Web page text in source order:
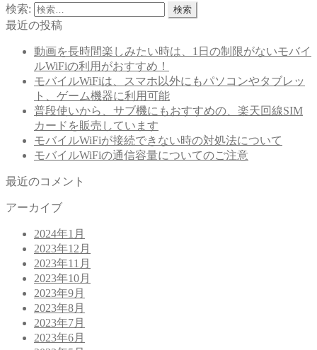
検索:
最近の投稿
動画を長時間楽しみたい時は、1日の制限がないモバイ
ルWiFiの利用がおすすめ！
モバイルWiFiは、スマホ以外にもパソコンやタブレッ
ト、ゲーム機器に利用可能
普段使いから、サブ機にもおすすめの、楽天回線SIM
カードを販売しています
モバイルWiFiが接続できない時の対処法について
モバイルWiFiの通信容量についてのご注意
最近のコメント
アーカイブ
2024年1月
2023年12月
2023年11月
2023年10月
2023年9月
2023年8月
2023年7月
2023年6月